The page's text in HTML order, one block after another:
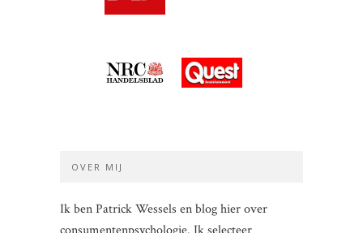
OVER MIJ
Ik ben Patrick Wessels en blog hier over